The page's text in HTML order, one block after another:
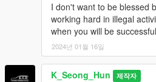
I don't want to be blessed
working hard in illegal
when you will be
2024년 01월 16일
K_Seong_Hun 제작자